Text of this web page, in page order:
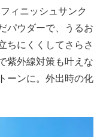
ィニッシュサンク
パウダーで、うるお
ちにくくしてさらさ
紫外線対策も叶えな
ーンに。外出時の化